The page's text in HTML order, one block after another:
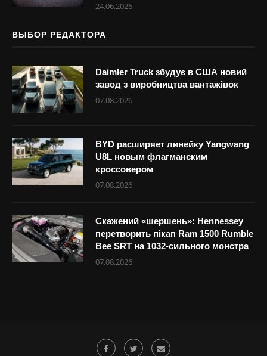
24.06.2026
ВЫБОР РЕДАКТОРА
Daimler Truck збудує в США новий
завод з виробництва вантажівок
07.08.2026
BYD расширяет линейку Yangwang
U8L новым флагманским
кроссовером
07.08.2026
Скажений «шершень»: Hennessey
перетворить пікап Ram 1500 Rumble
Bee SRT на 1032-сильного монстра
07.08.2026